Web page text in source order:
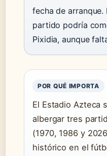
fecha de arranque.
partido podría
Pixidia, aunque
POR QUÉ IMPORTA
El Estadio Azteca
albergar tres
(1970, 1986 y
histórico en el